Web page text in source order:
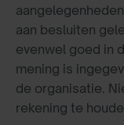
aan besluiten
evenwel goed in
mening is
de organisatie.
rekening te